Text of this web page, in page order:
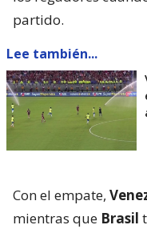
partido.
Lee también...
Con el empate,
mientras que Brasil